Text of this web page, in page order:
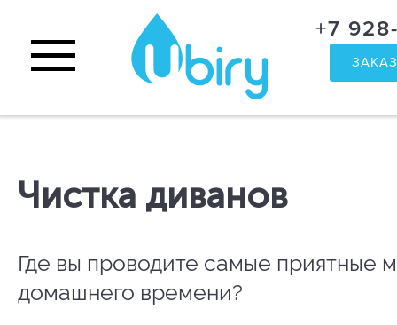
+7
Чистка диванов
Где вы проводите самые приятные
домашнего времени?